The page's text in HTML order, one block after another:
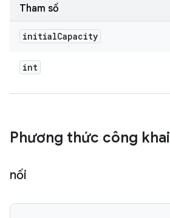
Tham số
initialCapacity
int
Phương thức công khai
nối